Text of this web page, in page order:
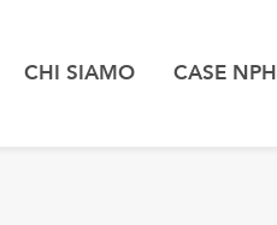
CHI SIAMO CASE NPH